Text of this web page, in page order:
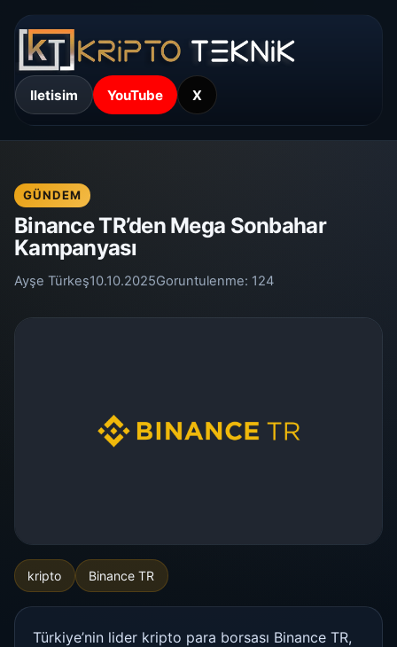
Iletisim YouTube X
GÜNDEM
Binance TR’den Mega Sonbahar
Kampanyası
Ayşe Türkeş10.10.2025Goruntulenme: 124
kripto Binance TR
Türkiye’nin lider kripto para borsası Binance TR,